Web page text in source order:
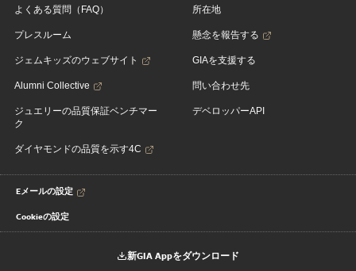
よくある質問（FAQ）
プレスルーム
ジェムキッズのウェブサイト
Alumni Collective
ジュエリーの品質保証ベンチマー
ク
ダイヤモンドの品質を示す4C
所在地
懸念を報告する
GIAを支援する
問い合わせ先
デベロッパーAPI
Eメールの設定
Cookieの設定
新GIA Appをダウンロード